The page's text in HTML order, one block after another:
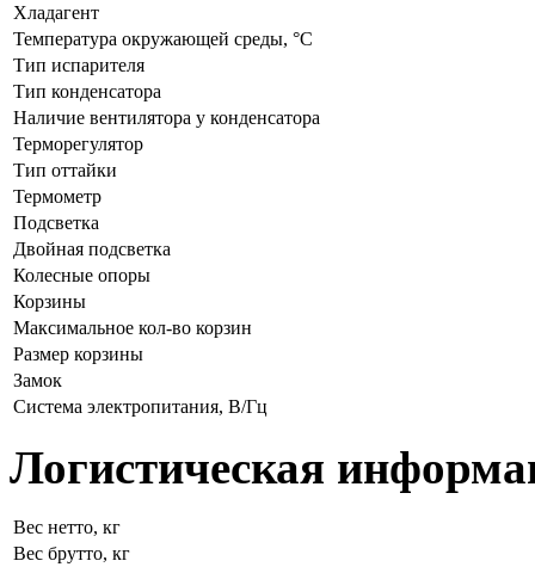
Хладагент
Температура окружающей среды, °С
Тип испарителя
Тип конденсатора
Наличие вентилятора у конденсатора
Терморегулятор
Тип оттайки
Термометр
Подсветка
Двойная подсветка
Колесные опоры
Корзины
Максимальное кол-во корзин
Размер корзины
Замок
Система электропитания, В/Гц
Логистическая
Вес нетто, кг
Вес брутто, кг